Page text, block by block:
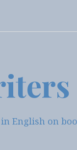
English on